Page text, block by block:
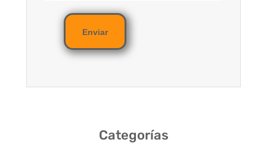
Enviar
Categorías